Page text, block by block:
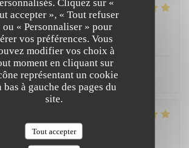
Cliquez sur «
accepter », « Tout refuser
ou « Personnaliser » pour
vos préférences. Vous
modifier vos choix à
moment en cliquant sur
représentant un cookie
bas à gauche des pages du
site.
Tout accepter
- Couverts 3
: 5/5 Cuisine: 5/5 Qualité / Prix
restaurant! Je recommande!
- Couverts 2
/5 Cuisine: 5/5